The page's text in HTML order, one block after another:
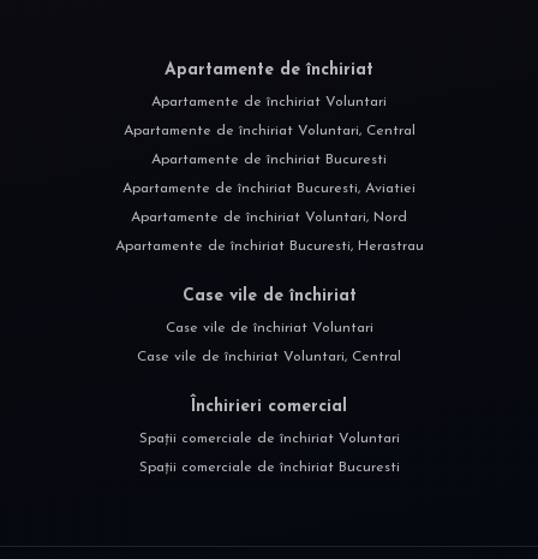
Apartamente de închiriat
Apartamente de închiriat Voluntari
Apartamente de închiriat Voluntari, Central
Apartamente de închiriat Bucuresti
Apartamente de închiriat Bucuresti, Aviatiei
Apartamente de închiriat Voluntari, Nord
Apartamente de închiriat Bucuresti, Herastrau
Case vile de închiriat
Case vile de închiriat Voluntari
Case vile de închiriat Voluntari, Central
Închirieri comercial
Spații comerciale de închiriat Voluntari
Spații comerciale de închiriat Bucuresti